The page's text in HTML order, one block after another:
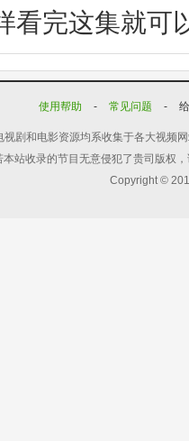
看完这集就可
使用帮助 - 常见问题 -
视剧和电影资源均系收集于各大视频
本站收录的节目无意侵犯了贵司版权
Copyright ©